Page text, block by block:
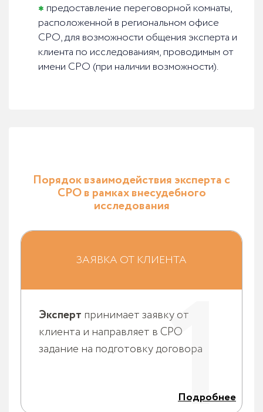
предоставление переговорной комнаты,
расположенной в региональном офисе
СРО, для возможности общения эксперта и
клиента по исследованиям, проводимым от
имени СРО (при наличии возможности).
Порядок взаимодействия эксперта с
СРО в рамках внесудебного
исследования
ЗАЯВКА ОТ КЛИЕНТА
Подробнее
документа (заключение, справка и т.д.), сроки и
документов, подлежащих исследованию,
заполняетЗадание №1 на подготовку договора и
счета.
Эксперт принимает заявку от
клиента и направляет в СРО
задание на подготовку договора
1